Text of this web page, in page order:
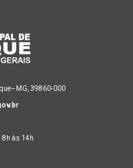
39860-000
8h às 14h